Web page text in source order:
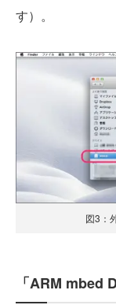
す）。
図3：
「ARM mbed